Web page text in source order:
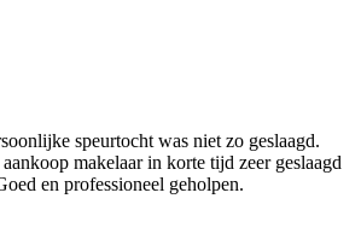
speurtocht was niet zo geslaagd.
makelaar in korte tijd zeer geslaagd
en professioneel geholpen.